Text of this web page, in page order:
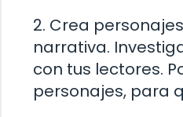
2. Crea
narrativa.
con tus lectores.
personajes, para